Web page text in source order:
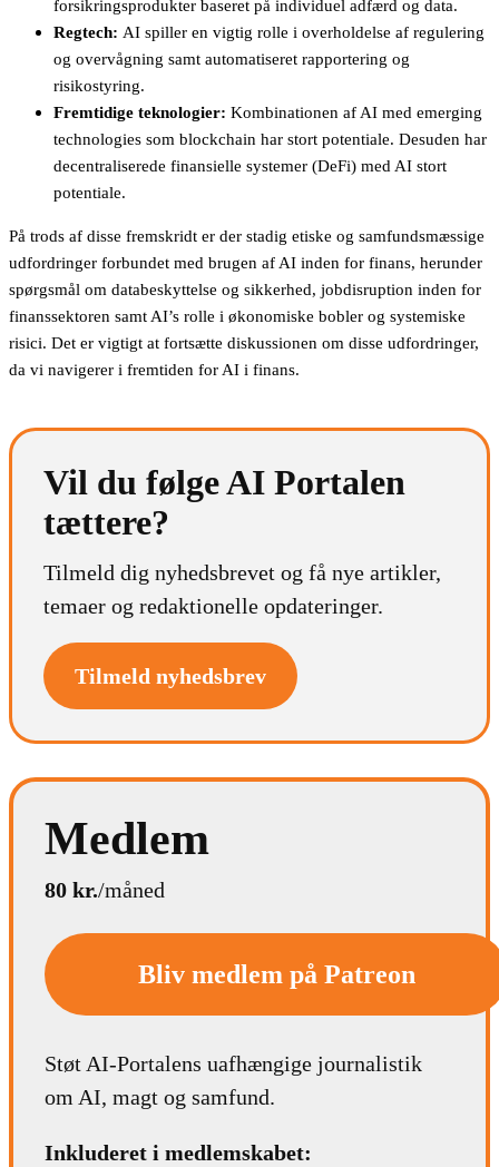
forsikringsprodukter baseret på individuel adfærd og data.
Regtech: AI spiller en vigtig rolle i overholdelse af regulering
og overvågning samt automatiseret rapportering og
risikostyring.
Fremtidige teknologier: Kombinationen af AI med emerging
technologies som blockchain har stort potentiale. Desuden har
decentraliserede finansielle systemer (DeFi) med AI stort
potentiale.
På trods af disse fremskridt er der stadig etiske og samfundsmæssige
udfordringer forbundet med brugen af AI inden for finans, herunder
spørgsmål om databeskyttelse og sikkerhed, jobdisruption inden for
finanssektoren samt AI’s rolle i økonomiske bobler og systemiske
risici. Det er vigtigt at fortsætte diskussionen om disse udfordringer,
da vi navigerer i fremtiden for AI i finans.
Vil du følge AI Portalen
tættere?
Tilmeld dig nyhedsbrevet og få nye artikler,
temaer og redaktionelle opdateringer.
Tilmeld nyhedsbrev
Medlem
80 kr./måned
Bliv medlem på Patreon
Støt AI-Portalens uafhængige journalistik
om AI, magt og samfund.
Inkluderet i medlemskabet: